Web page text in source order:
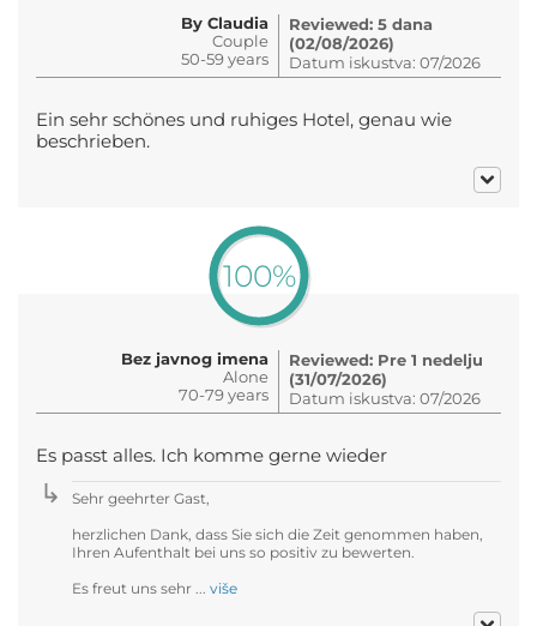
By Claudia
Couple
50-59 years
Reviewed: 5 dana
(02/08/2026)
Datum iskustva: 07/2026
Ein sehr schönes und ruhiges Hotel, genau wie
beschrieben.
100%
Bez javnog imena
Alone
70-79 years
Reviewed: Pre 1 nedelju
(31/07/2026)
Datum iskustva: 07/2026
Es passt alles. Ich komme gerne wieder
Sehr geehrter Gast,
herzlichen Dank, dass Sie sich die Zeit genommen haben,
Ihren Aufenthalt bei uns so positiv zu bewerten.
Es freut uns sehr ... više